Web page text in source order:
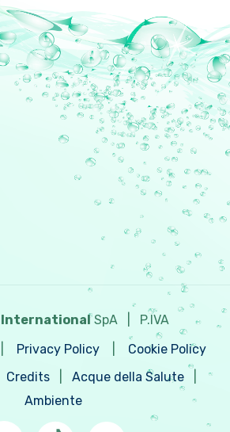
InternationalSpA
P.IVA
Privacy Policy
Cookie Policy
Credits| Acque della Salute|
Ambiente